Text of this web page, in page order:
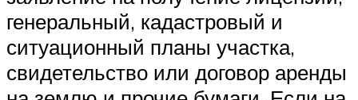
генеральный, кадастровый и
ситуационный планы участка,
свидетельство или договор аренды